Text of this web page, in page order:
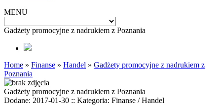
MENU
Gadżety promocyjne z nadrukiem z Poznania
Home » Finanse » Handel » Gadżety promocyjne z nadrukiem z
Poznania
Gadżety promocyjne z nadrukiem z Poznania
Dodane: 2017-01-30 :: Kategoria: Finanse / Handel